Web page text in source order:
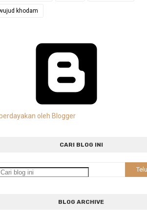
khodam
oleh Blogger
CARI BLOG INI
BLOG ARCHIVE